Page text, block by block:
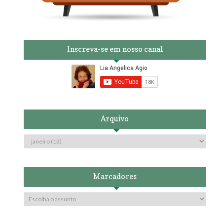
Inscreva-se em nosso canal
Arquivo
Marcadores